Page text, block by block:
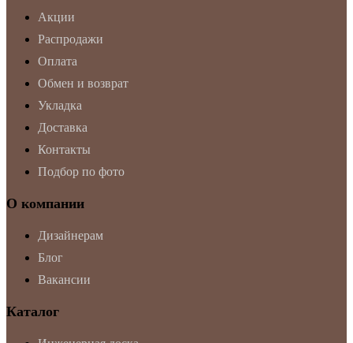
Акции
Распродажи
Оплата
Обмен и возврат
Укладка
Доставка
Контакты
Подбор по фото
О компании
Дизайнерам
Блог
Вакансии
Каталог